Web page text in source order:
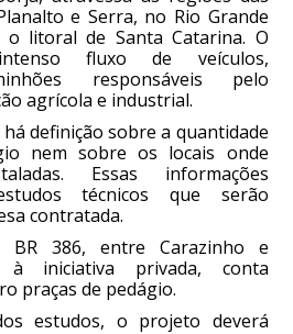
e Serra, no Rio Grande
litoral de Santa Catarina. O
fluxo de veículos,
responsáveis pelo
agrícola e industrial.
definição sobre a quantidade
nem sobre os locais onde
Essas informações
técnicos que serão
contratada.
BR 386, entre Carazinho e
à iniciativa privada, conta
praças de pedágio.
estudos, o projeto deverá